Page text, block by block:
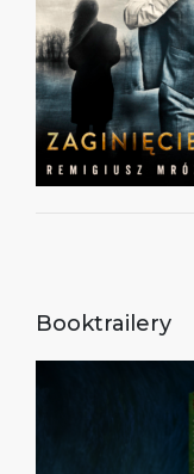
Booktrailery